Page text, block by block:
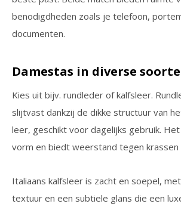
benodigdheden zoals je telefoon,
documenten.
Damestas in diverse
Kies uit bijv. rundleder of kalfsleer.
slijtvast dankzij de dikke structuur van
leer, geschikt voor dagelijks gebruik.
vorm en biedt weerstand tegen krassen
Italiaans kalfsleer is zacht en soepel,
textuur en een subtiele glans die een